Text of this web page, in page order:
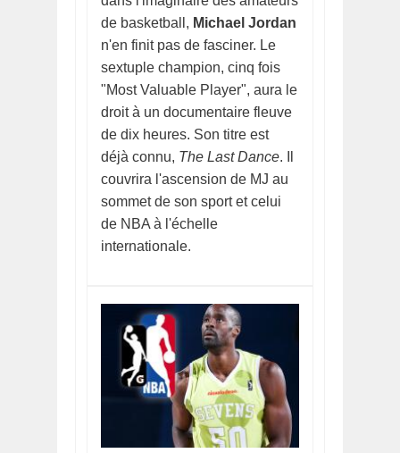
de basketball, Michael Jordan
n'en finit pas de fasciner. Le
sextuple champion, cinq fois
"Most Valuable Player", aura le
droit à un documentaire fleuve
de dix heures. Son titre est
déjà connu, The Last Dance. Il
couvrira l'ascension de MJ au
sommet de son sport et celui
de NBA à l'échelle
internationale.